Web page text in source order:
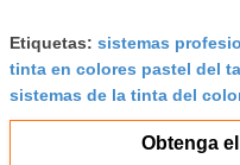
Etiquetas: sistemas
tinta en colores pastel del
sistemas de la tinta del
Obtenga